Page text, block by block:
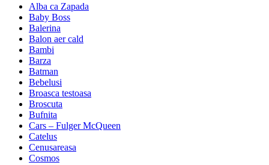
Alba ca Zapada
Baby Boss
Balerina
Balon aer cald
Bambi
Barza
Batman
Bebelusi
Broasca testoasa
Broscuta
Bufnita
Cars – Fulger McQueen
Catelus
Cenusareasa
Cosmos